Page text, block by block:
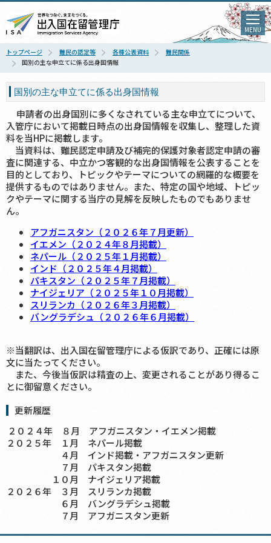
MENU
トップページ 難民の認定等 各種公表資料
難民関係
国別の主な申立てに係る出身国情報
国別の主な申立てに係る出身国情報
申請者の出身国別に多くなされている主な申立てについて、
入管庁において掲載日時点の出身国情報を収集し、整理した資
料を当HPに掲載します。
当資料は、難民認定申請及び補完的保護対象者認定申請の審
査に関連する、中立かつ客観的な出身国情報を公表することを
目的としており、トピックやテーマについての網羅的な概要を
提供するものではありません。また、特定の国や地域、トピッ
クやテーマに関する当庁の見解を反映したものでもありませ
ん。
アフガニスタン（２０２６年７月更新）
イエメン（２０２４年８月掲載）
ネパール（２０２５年１月掲載）
インド（２０２５年４月掲載）
パキスタン（２０２５年７月掲載）
ナイジェリア（２０２５年１０月掲載）
スリランカ（２０２６年３月掲載）
バングラデシュ（２０２６年６月掲載）
※当翻訳は、出入国在留管理庁による仮訳であり、正確には原
文に当たってください。
また、今後当仮訳は精査の上、変更されることがあり得るこ
とに御留意ください。
更新履歴
２０２４年 ８月 アフガニスタン・イエメン掲載
２０２５年 １月 ネパール掲載
４月 インド掲載・アフガニスタン更新
７月 パキスタン掲載
１０月 ナイジェリア掲載
２０２６年 ３月 スリランカ掲載
６月 バングラデシュ掲載
７月 アフガニスタン更新